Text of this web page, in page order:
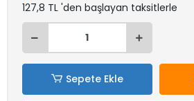
127,8 TL 'den başlayan taksitlerle
Sepete Ekle